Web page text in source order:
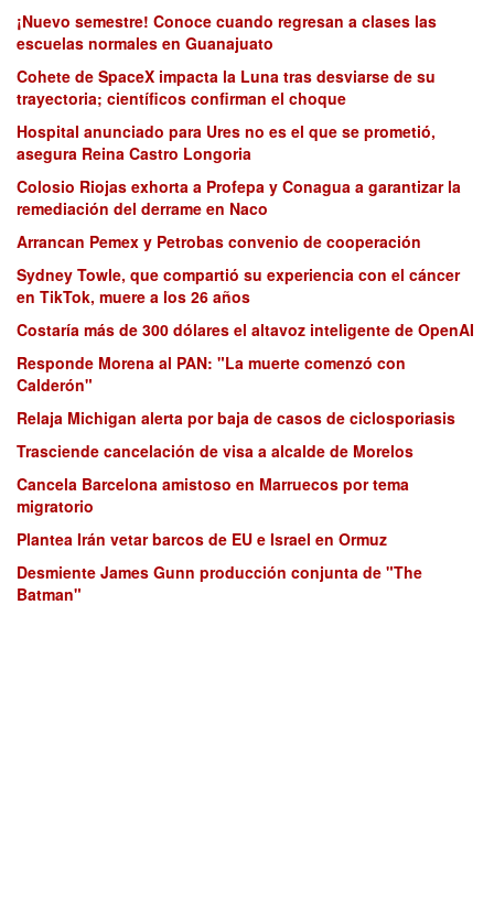
¡Nuevo semestre! Conoce cuando regresan a clases las
escuelas normales en Guanajuato
Cohete de SpaceX impacta la Luna tras desviarse de su
trayectoria; científicos confirman el choque
Hospital anunciado para Ures no es el que se prometió,
asegura Reina Castro Longoria
Colosio Riojas exhorta a Profepa y Conagua a garantizar la
remediación del derrame en Naco
Arrancan Pemex y Petrobas convenio de cooperación
Sydney Towle, que compartió su experiencia con el cáncer
en TikTok, muere a los 26 años
Costaría más de 300 dólares el altavoz inteligente de OpenAI
Responde Morena al PAN: "La muerte comenzó con
Calderón"
Relaja Michigan alerta por baja de casos de ciclosporiasis
Trasciende cancelación de visa a alcalde de Morelos
Cancela Barcelona amistoso en Marruecos por tema
migratorio
Plantea Irán vetar barcos de EU e Israel en Ormuz
Desmiente James Gunn producción conjunta de "The
Batman"